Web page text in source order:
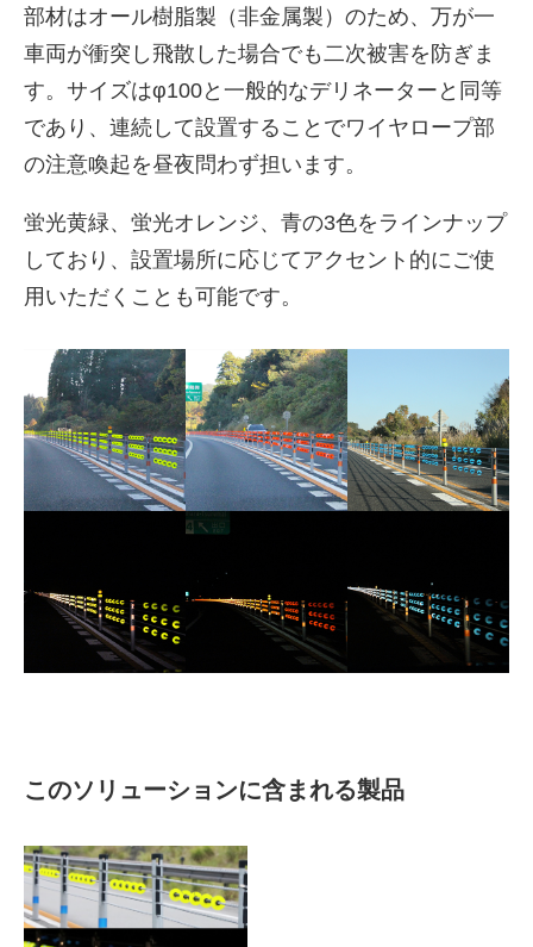
部材はオール樹脂製（非金属製）のため、万が一
車両が衝突し飛散した場合でも二次被害を防ぎま
す。サイズはφ100と一般的なデリネーターと同等
であり、連続して設置することでワイヤロープ部
の注意喚起を昼夜問わず担います。
蛍光黄緑、蛍光オレンジ、青の3色をラインナップ
しており、設置場所に応じてアクセント的にご使
用いただくことも可能です。
このソリューションに含まれる製品